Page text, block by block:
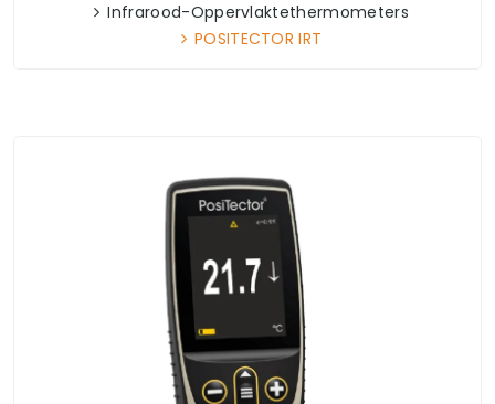
Infrarood-Oppervlaktethermometers
POSITECTOR IRT